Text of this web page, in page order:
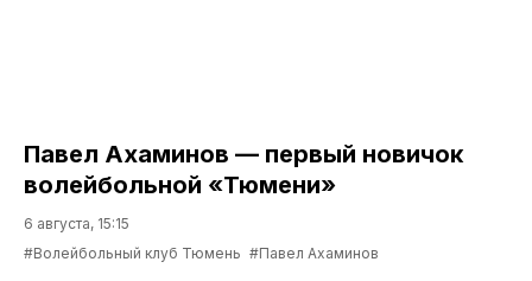
Павел Ахаминов — первый новичок
волейбольной «Тюмени»
6 августа, 15:15
#Волейбольный клуб Тюмень #Павел Ахаминов